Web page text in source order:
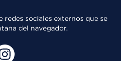
redes sociales externos que se
del navegador.